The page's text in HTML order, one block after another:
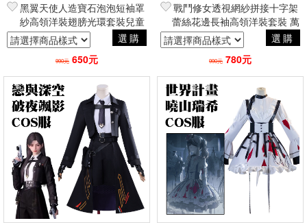
黑翼天使人造寶石泡泡短袖罩
紗高領洋裝翅膀光環套裝兒童
成人 萬聖節暗黑哥德蘿莉塔
COSPLAY角色扮演
選購
990元 650元
戰鬥修女透視網紗拼接十字架
蕾絲花邊長袖高領洋裝套裝 萬
聖節暗黑哥德蘿莉塔
COSPLAY角色扮演
選購
990元 780元